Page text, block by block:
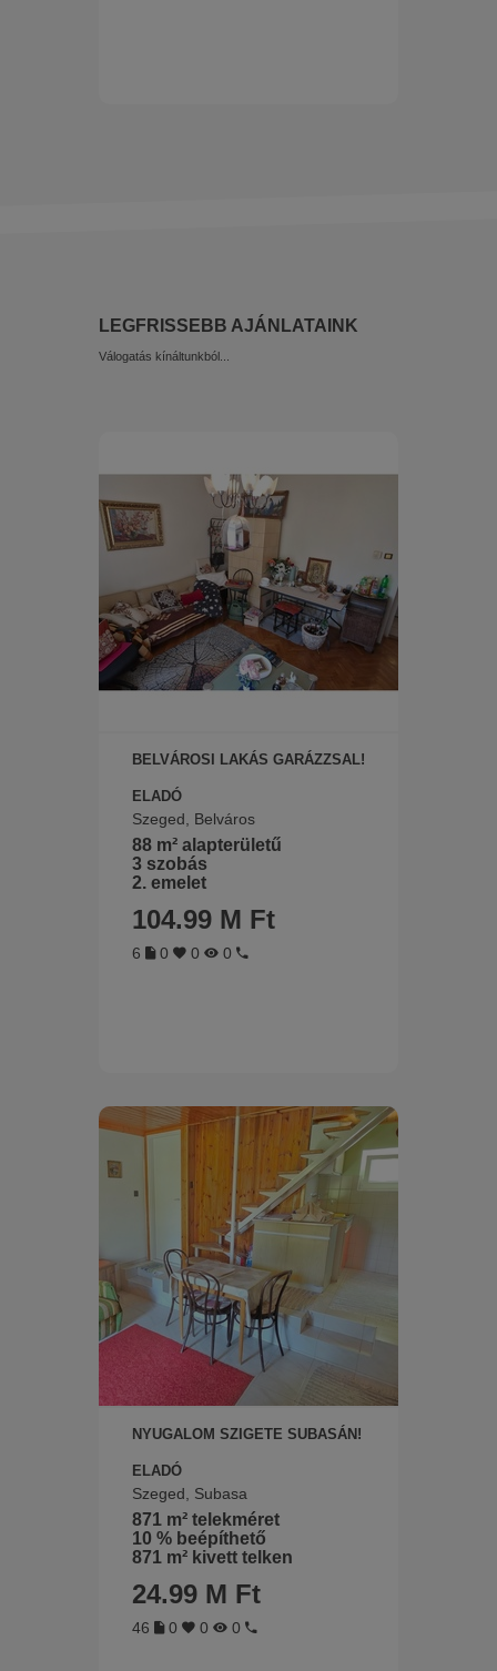
LEGFRISSEBB AJÁNLATAINK
Válogatás kínáltunkból...
BELVÁROSI LAKÁS GARÁZZSAL!
ELADÓ
Szeged, Belváros
88 m² alapterületű
3 szobás
2. emelet
104.99 M Ft
6 0 0 0
NYUGALOM SZIGETE SUBASÁN!
ELADÓ
Szeged, Subasa
871 m² telekméret
10 % beépíthető
871 m² kivett telken
24.99 M Ft
46 0 0 0